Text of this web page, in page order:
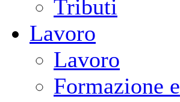
Tributi
Lavoro
Lavoro
Formazione e